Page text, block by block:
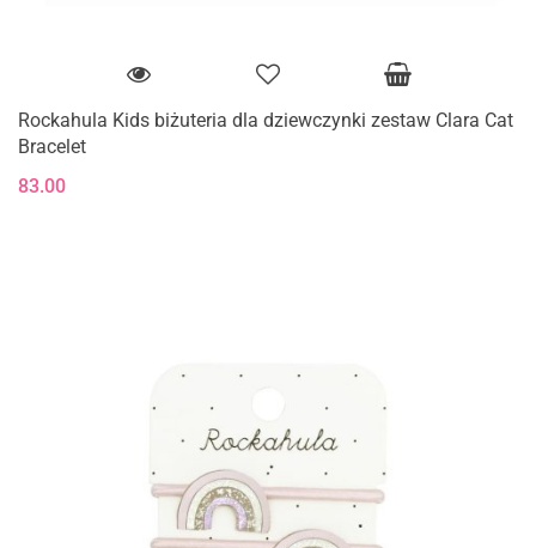
Rockahula Kids biżuteria dla dziewczynki zestaw Clara Cat
Bracelet
83.00